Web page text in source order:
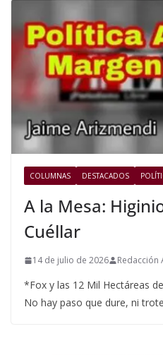
COLUMNAS DESTACADOS
A la Mesa:
Cuéllar
14 de julio de 2026 Redacción
*Fox y las 12 Mil Hectáreas
No hay paso que dure, ni